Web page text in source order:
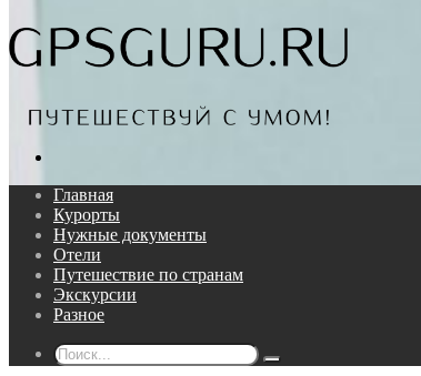
Главная
Курорты
Нужные документы
Отели
Путешествие по странам
Экскурсии
Разное
Поиск...